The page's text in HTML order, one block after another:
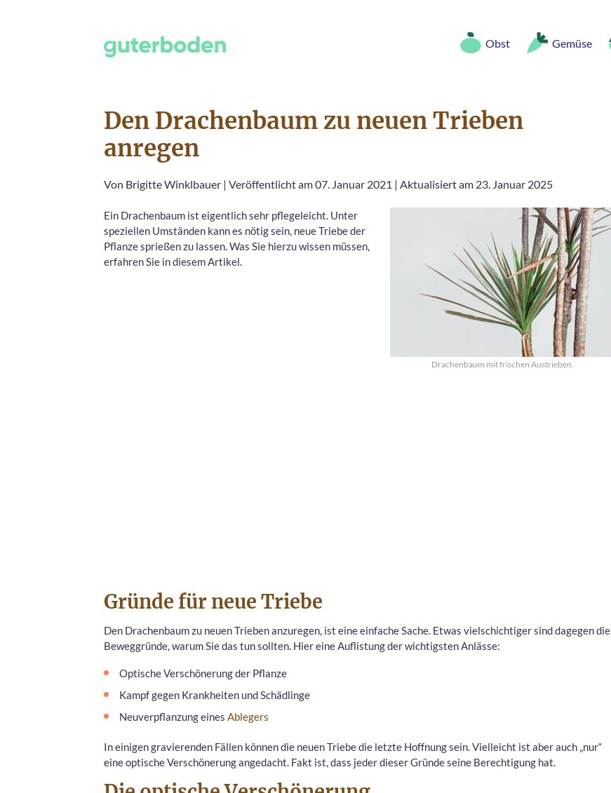
Obst Gemüse
Den Drachenbaum zu neuen Trieben
anregen
Von Brigitte Winklbauer | Veröffentlicht am 07. Januar 2021 | Aktualisiert am 23. Januar 2025
Drachenbaum mit frischen Austrieben.
Ein Drachenbaum ist eigentlich sehr pflegeleicht. Unter
speziellen Umständen kann es nötig sein, neue Triebe der
Pflanze sprießen zu lassen. Was Sie hierzu wissen müssen,
erfahren Sie in diesem Artikel.
Gründe für neue Triebe
Den Drachenbaum zu neuen Trieben anzuregen, ist eine einfache Sache. Etwas vielschichtiger sind dagegen die
Beweggründe, warum Sie das tun sollten. Hier eine Auflistung der wichtigsten Anlässe:
Optische Verschönerung der Pflanze
Kampf gegen Krankheiten und Schädlinge
Neuverpflanzung eines Ablegers
In einigen gravierenden Fällen können die neuen Triebe die letzte Hoffnung sein. Vielleicht ist aber auch „nur“
eine optische Verschönerung angedacht. Fakt ist, dass jeder dieser Gründe seine Berechtigung hat.